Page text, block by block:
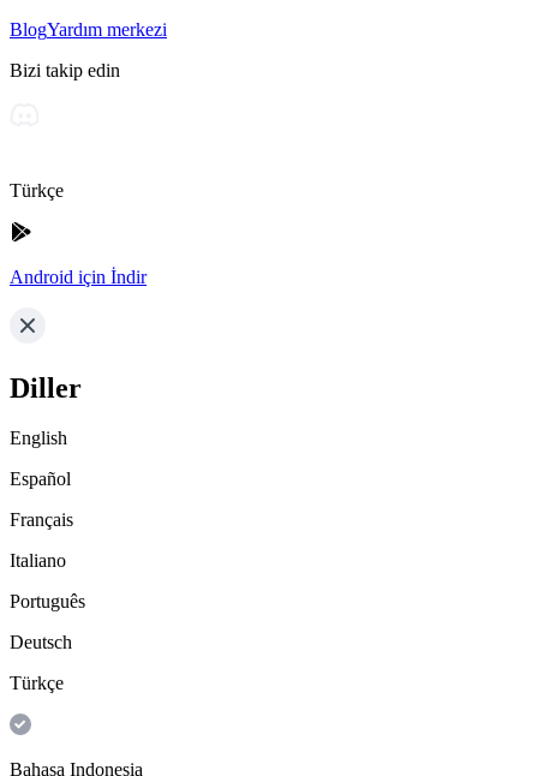
BlogYardım merkezi
Bizi takip edin
Türkçe
Android için İndir
Diller
English
Español
Français
Italiano
Português
Deutsch
Türkçe
Bahasa Indonesia